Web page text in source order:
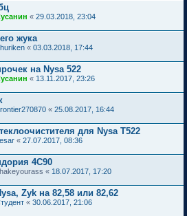
« 29.03.2018, 23:04
жука
« 03.03.2018, 17:44
на Nysa 522
« 13.11.2017, 23:26
« 25.08.2017, 16:44
для Nysa T522
« 27.07.2017, 08:36
4С90
« 18.07.2017, 17:20
Zyk на 82,58 или 82,62
« 30.06.2017, 21:06